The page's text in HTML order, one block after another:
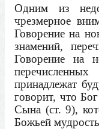
Одним из
чрезмерное
Говорение на
знамений,
Говорение на
принадлежат
говорит, что
Сына (ст. 9),
Божьей